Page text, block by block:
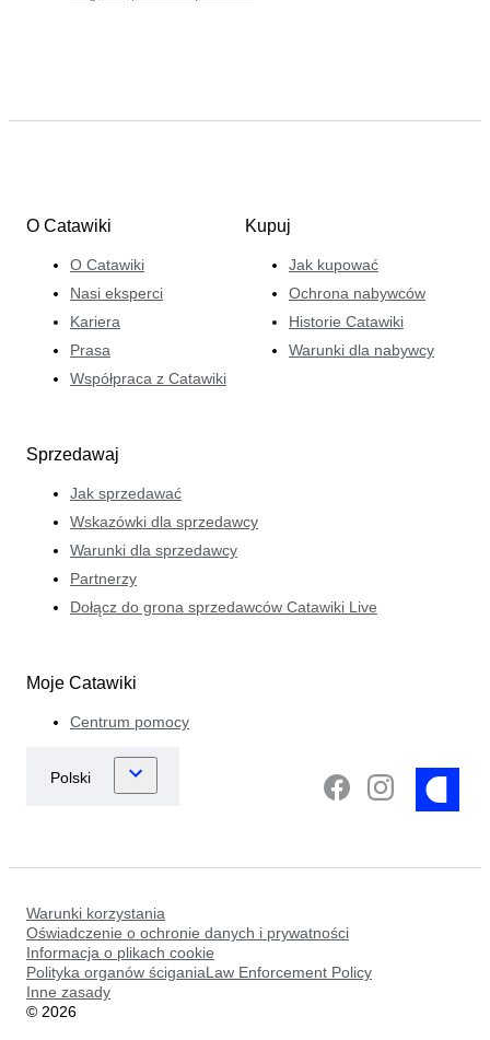
O Catawiki
O Catawiki
Nasi eksperci
Kariera
Prasa
Współpraca z Catawiki
Kupuj
Jak kupować
Ochrona nabywców
Historie Catawiki
Warunki dla nabywcy
Sprzedawaj
Jak sprzedawać
Wskazówki dla sprzedawcy
Warunki dla sprzedawcy
Partnerzy
Dołącz do grona sprzedawców Catawiki Live
Moje Catawiki
Centrum pomocy
Warunki korzystania
Oświadczenie o ochronie danych i prywatności
Informacja o plikach cookie
Polityka organów ściganiaLaw Enforcement Policy
Inne zasady
© 2026